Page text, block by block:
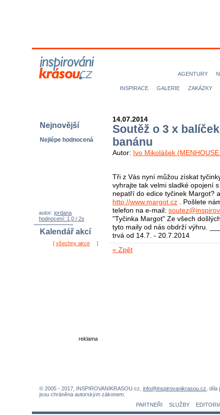
AGENTURY
INSPIRACE GALERIE ZAKÁZKY
Nejnovější
autor:jordana
hodnocení: 1,0 / 2x
Kalendář akcí
14.07.2014
Soutěž o 3 x
banánu
Autor: Ivo Mikolášek
Tři z Vás nyní můžou získat
vyhrajte tak velmi sladké opojení
nepatří do edice tyčinek Margot?
http://www.margot.cz . Pošlete
telefon na e-mail:
"Tyčinka Margot" Ze všech
tyto maily od nás obdrží výhru.
trvá od 14.7. - 20.7.2014
« Zpět
reklama
© 2005 - 2017, INSPIROVANIKRASOU.cz, info@inspirovanikrasou.cz ,
jsou chráněna autorským zákonem.
PARTNEŘI
SLUŽBY